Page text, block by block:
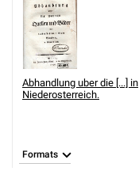
Abhandlung uber die [...] in
Niederosterreich.
Formats